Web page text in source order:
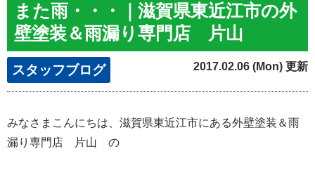
また雨・・・｜滋賀県東近江市の外
壁塗装＆雨漏り専門店 片山
スタッフブログ 2017.02.06 (Mon) 更新
みなさまこんにちは、滋賀県東近江市にある外壁塗装＆雨
漏り専門店 片山 の